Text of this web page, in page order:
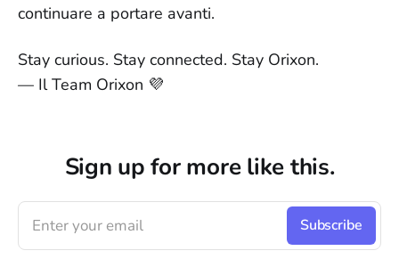
continuare a portare avanti.
Stay curious. Stay connected. Stay Orixon.
— Il Team Orixon 💜
Sign up for more like this.
Enter your email Subscribe